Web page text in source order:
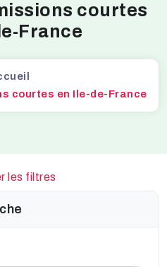
courtes
France
courtes en Ile-de-France
les filtres